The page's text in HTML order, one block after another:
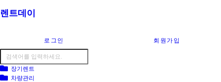
렌트데이
로그인 회원가입
장기렌트
차량관리